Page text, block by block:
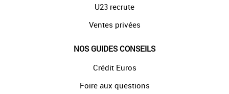
U23 recrute
Ventes privées
NOS GUIDES CONSEILS
Crédit Euros
Foire aux questions